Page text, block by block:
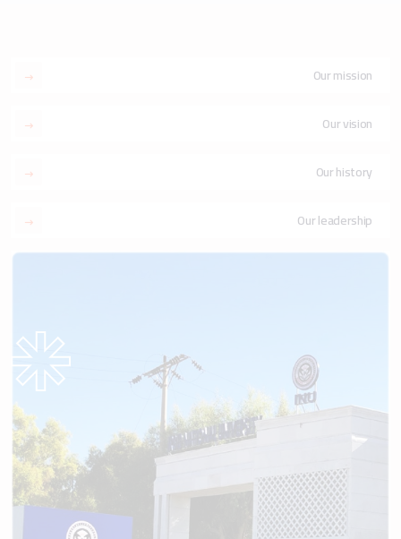
Our mission
Our vision
Our history
Our leadership